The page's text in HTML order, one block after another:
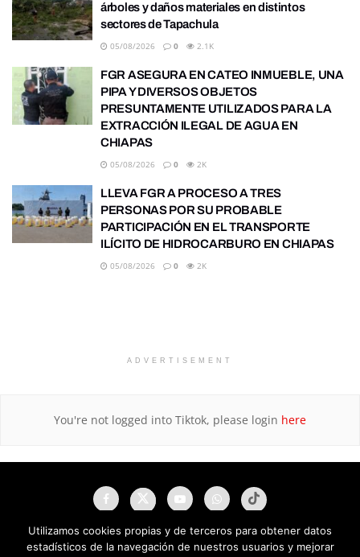
árboles y daños materiales en distintos
sectores de Tapachula
05/08/2026 0 2.1K
FGR ASEGURA EN CATEO INMUEBLE, UNA
PIPA Y DIVERSOS OBJETOS
PRESUNTAMENTE UTILIZADOS PARA LA
EXTRACCIÓN ILEGAL DE AGUA EN
CHIAPAS
05/08/2026 0 2K
LLEVA FGR A PROCESO A TRES
PERSONAS POR SU PROBABLE
PARTICIPACIÓN EN EL TRANSPORTE
ILÍCITO DE HIDROCARBURO EN CHIAPAS
05/08/2026 0 2K
ADVERTISEMENT
You're not logged into Tiktok, please login here
Utilizamos cookies propias y de terceros para obtener datos
estadísticos de la navegación de nuestros usuarios y mejorar